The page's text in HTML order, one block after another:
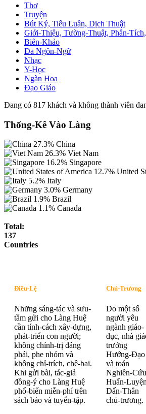
Thơ
Truyện
Bút Ký, Tiểu Luận, Dịch Thuật
Giới-Thiệu, Tường-Thuật, Phân-
Biên-Khảo
Đa Ngôn-Ngữ
Nhạc
Y-Học
Ngàn Hoa
Đạo Giáo
Đang có 817 khách và không thành viên
Thống-Kê Vào Làng
27.3% China
26.3% Viet Nam
16.2% Singapore
12.7% United
5.2% Italy
3.0% Germany
1.9% Brazil
1.1% Canada
Total:
137
Countries
Điều-Lệ
Những sáng-tác và sưu-
tầm gửi cho Làng Huệ
cần tính-cách xây-dựng,
phát-triển con người;
không chính-trị đảng
phái, phe nhóm và
không chỉ-trích, chê-bai.
Khi gửi bài, tác-giả
đồng-ý cho Làng Huệ
phổ-biến miễn-phí trên
sách báo và tuyển-tập.
Chủ-Trương
Do một số
người yêu
ngành giáo-
dục, nhà
trưởng
Hướng-Đạo
và toán
Nghiên-Cứu
Huấn-Luyện
Dấn-Thân
chủ-trương.